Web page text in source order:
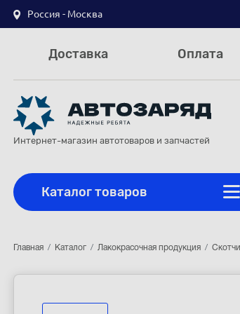
Россия - Москва
Доставка Оплата
Интернет-магазин автотоваров и запчастей
Каталог товаров
Главная Каталог Лакокрасочная продукция Скотчи